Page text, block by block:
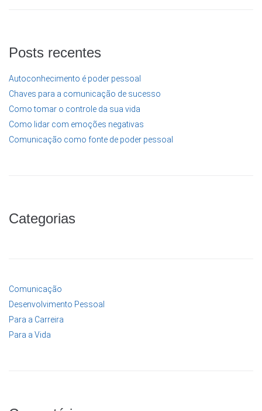
Posts recentes
Autoconhecimento é poder pessoal
Chaves para a comunicação de sucesso
Como tomar o controle da sua vida
Como lidar com emoções negativas
Comunicação como fonte de poder pessoal
Categorias
Comunicação
Desenvolvimento Pessoal
Para a Carreira
Para a Vida